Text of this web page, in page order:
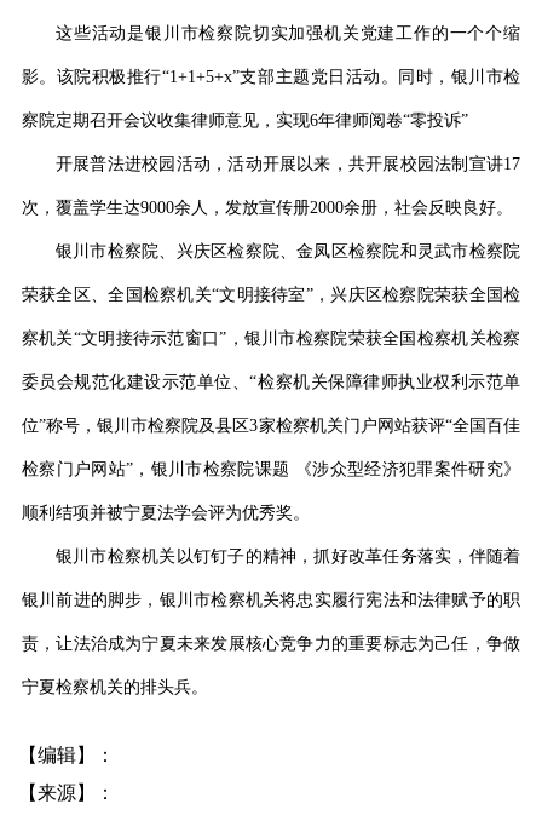
这些活动是银川市检察院切实加强机关党建工作的一个个缩
影。该院积极推行“1+1+5+x”支部主题党日活动 。 同时，银川市检
察院定期召开会议收集律师意见，实现6年律师阅卷“零投诉”
开展普法进校园活动，活动开展以来， 共开展校园法制宣讲17
次，覆盖学生达9000余 人 ， 发放宣传册2000余册，社会反映良好。
银川市检察院、兴庆区检察院、金凤区检察院和灵武市检察院
荣获全区、全国检察机关“文明接待室”，兴庆区检察院荣获全国检
察机关“文明接待示范窗口”，银川市检察院荣获全国检察机关检察
委员会规范化建设示范单位、“检察机关保障律师执业权利示范单
位”称号，银川市检察院及县区3家检察机关门户网站获评“全国百佳
检察门户网站”，银川市检察院课题 《涉众型经济犯罪案件研究》
顺利结项并被宁夏法学会评为优秀奖。
银川市检察机关以钉钉子的精神，抓好改革任务落实，伴随着
银川前进的脚步，银川市检察机关将忠实履行宪法和法律赋予的职
责，让法治成为宁夏未来发展核心竞争力的重要标志为己任，争做
宁夏检察机关的排头兵。
【编辑】：
【来源】：